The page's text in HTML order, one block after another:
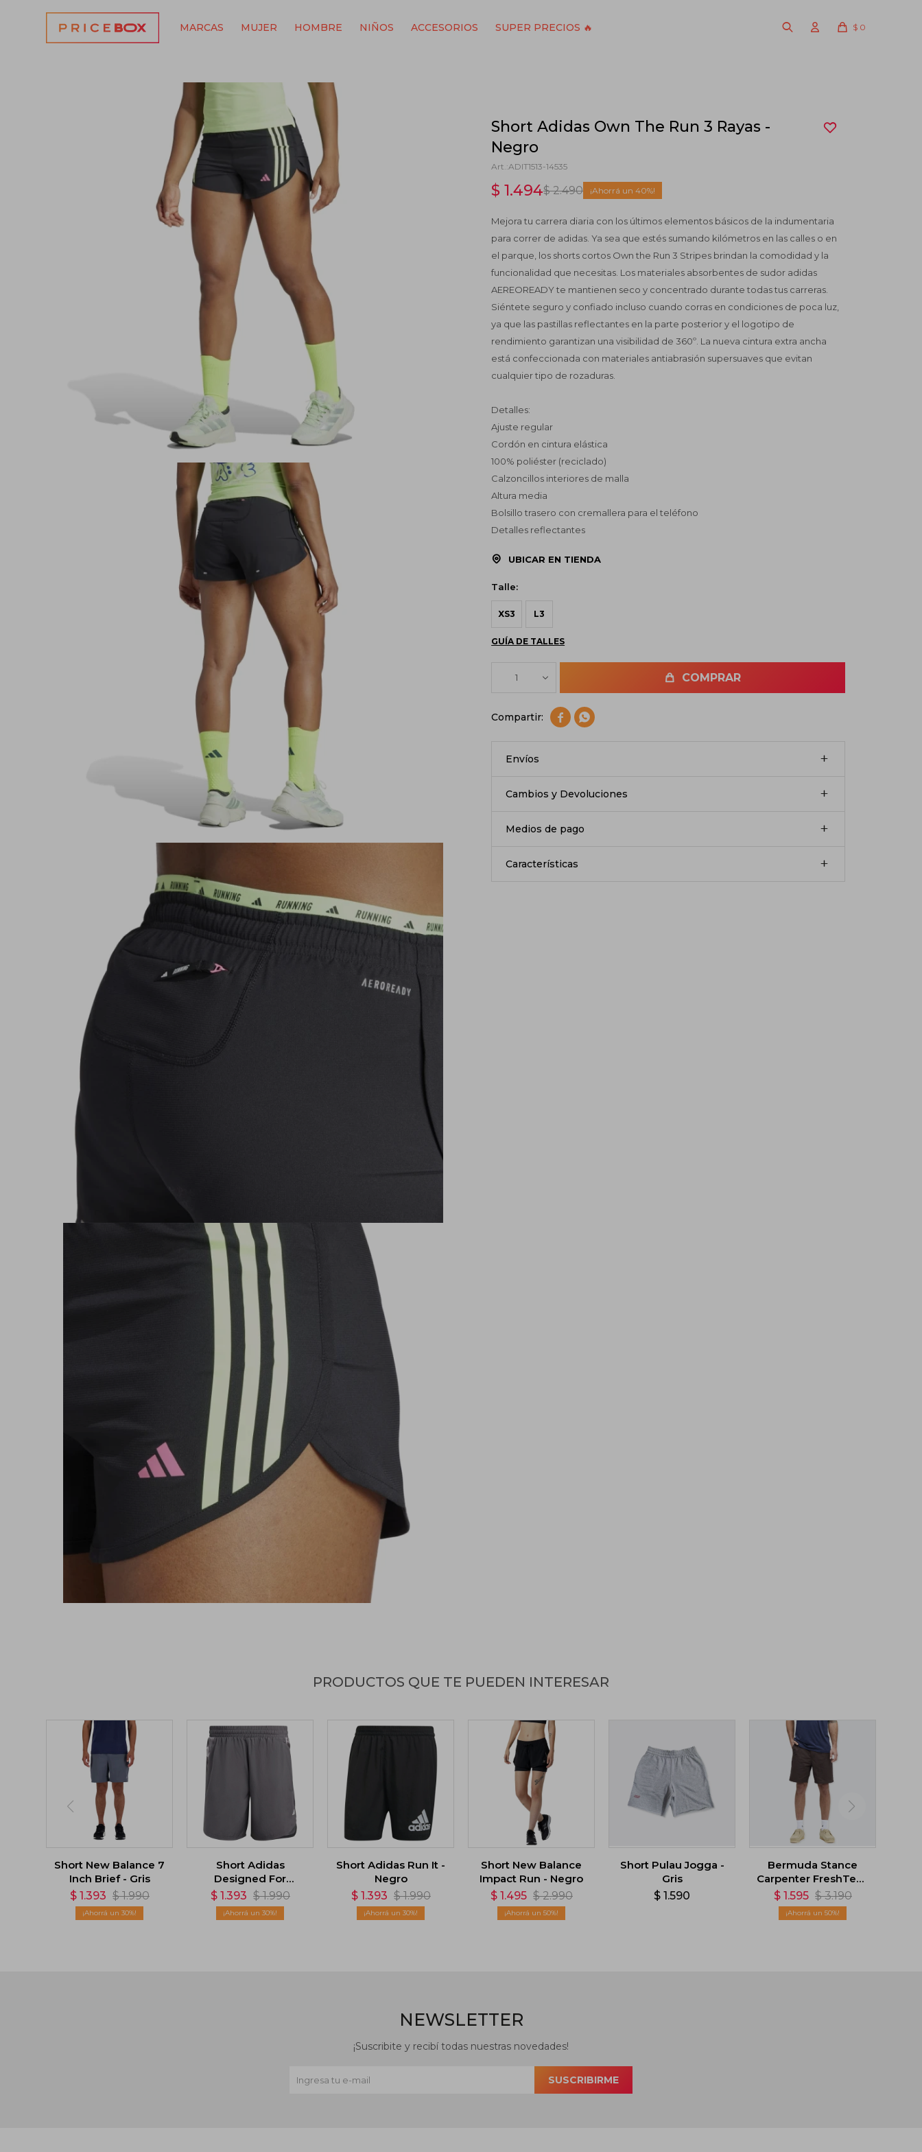
MARCAS MUJER HOMBRE NIÑOS ACCESORIOS SUPER PRECIOS 🔥 $ 0
Short Adidas Own The Run 3 Rayas -
Negro
ADIT1513-14535
$ 1.494$ 2.490 40
Mejora tu carrera diaria con los últimos elementos básicos de la indumentaria
para correr de adidas. Ya sea que estés sumando kilómetros en las calles o en
el parque, los shorts cortos Own the Run 3 Stripes brindan la comodidad y la
funcionalidad que necesitas. Los materiales absorbentes de sudor adidas
AEREOREADY te mantienen seco y concentrado durante todas tus carreras.
Siéntete seguro y confiado incluso cuando corras en condiciones de poca luz,
ya que las pastillas reflectantes en la parte posterior y el logotipo de
rendimiento garantizan una visibilidad de 360º. La nueva cintura extra ancha
está confeccionada con materiales antiabrasión supersuaves que evitan
cualquier tipo de rozaduras.
Detalles:
Ajuste regular
Cordón en cintura elástica
100% poliéster (reciclado)
Calzoncillos interiores de malla
Altura media
Bolsillo trasero con cremallera para el teléfono
Detalles reflectantes
UBICAR EN TIENDA
Talle:
XS3 L3
GUÍA DE TALLES
1 COMPRAR
 
Envíos
Cambios y Devoluciones
Medios de pago
Características
PRODUCTOS QUE TE PUEDEN INTERESAR
Short New Balance 7
Inch Brief - Gris
$ 1.393 $ 1.990
30
Short Adidas
Designed For
Movement HIIT - Gris
$ 1.393 $ 1.990
30
Short Adidas Run It -
Negro
$ 1.393 $ 1.990
30
Short New Balance
Impact Run - Negro
$ 1.495 $ 2.990
50
Short Pulau Jogga -
Gris
$ 1.590
Bermuda Stance
Carpenter FreshTek -
Marrón
$ 1.595 $ 3.190
50
NEWSLETTER
¡Suscribite y recibí todas nuestras novedades!
SUSCRIBIRME